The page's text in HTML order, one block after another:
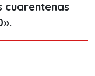
cuarentenas